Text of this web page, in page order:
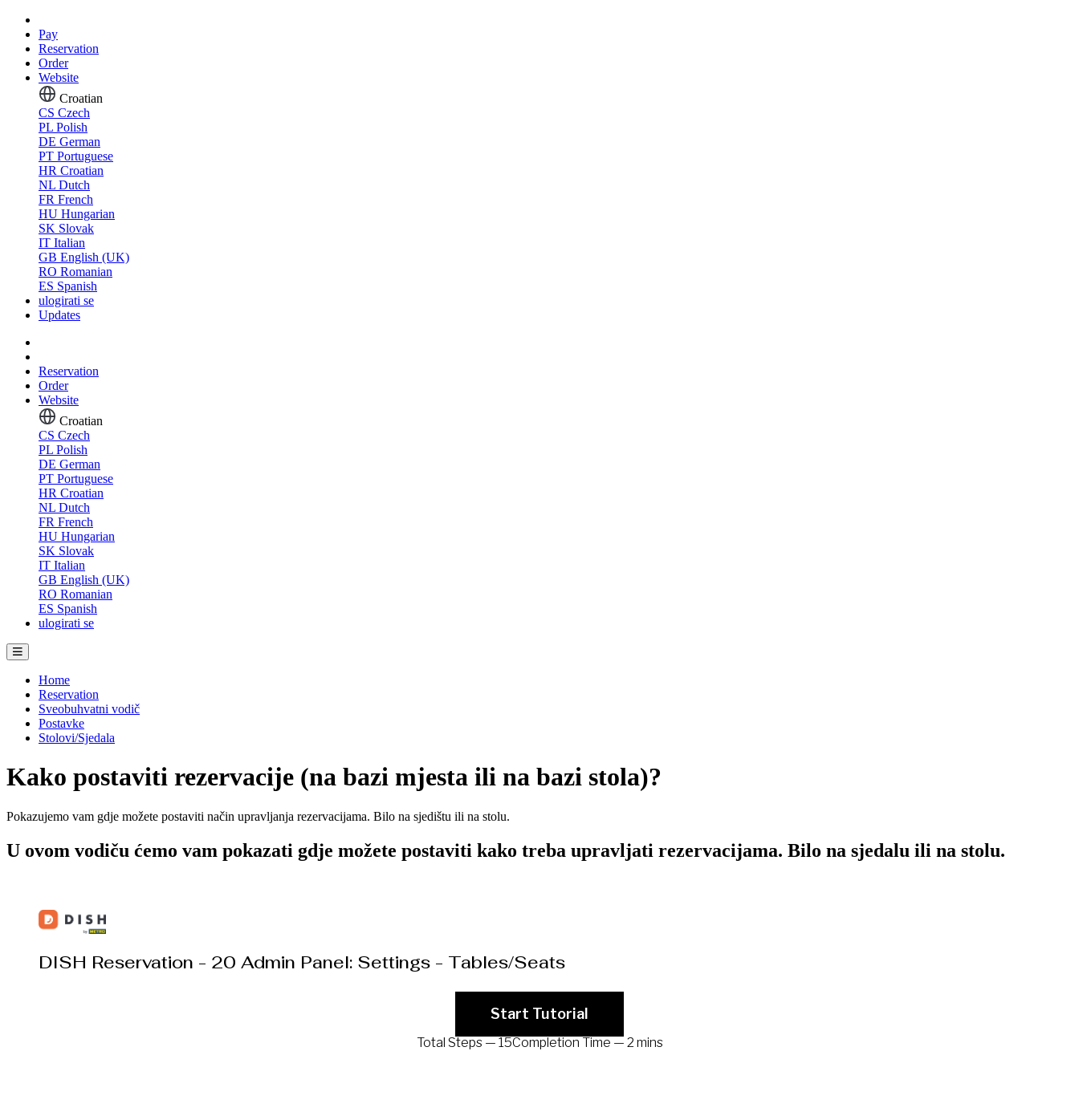
Pay
Reservation
Order
Website
Croatian
CS Czech
PL Polish
DE German
PT Portuguese
HR Croatian
NL Dutch
FR French
HU Hungarian
SK Slovak
IT Italian
GB English (UK)
RO Romanian
ES Spanish
ulogirati se
Updates
Reservation
Order
Website
Croatian
CS Czech
PL Polish
DE German
PT Portuguese
HR Croatian
NL Dutch
FR French
HU Hungarian
SK Slovak
IT Italian
GB English (UK)
RO Romanian
ES Spanish
ulogirati se
Home
Reservation
Sveobuhvatni vodič
Postavke
Stolovi/Sjedala
Kako postaviti rezervacije (na bazi mjesta ili na bazi stola)?
Pokazujemo vam gdje možete postaviti način upravljanja rezervacijama. Bilo na sjedištu ili na stolu.
U ovom vodiču ćemo vam pokazati gdje možete postaviti kako treba upravljati rezervacijama. Bilo na sjedalu ili na stolu.